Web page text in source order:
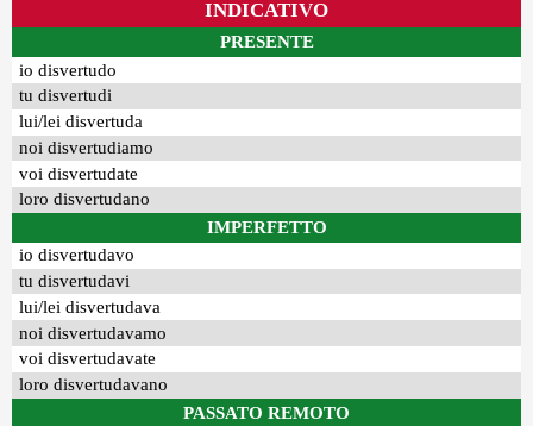
INDICATIVO
PRESENTE
io disvertudo
tu disvertudi
lui/lei disvertuda
noi disvertudiamo
voi disvertudate
loro disvertudano
IMPERFETTO
io disvertudavo
tu disvertudavi
lui/lei disvertudava
noi disvertudavamo
voi disvertudavate
loro disvertudavano
PASSATO REMOTO